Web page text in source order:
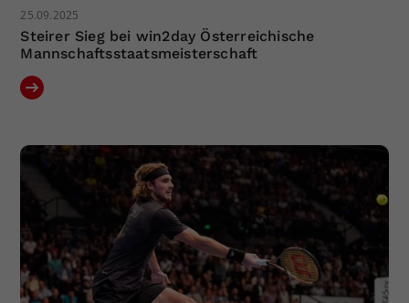
25.09.2025
Steirer Sieg bei win2day Österreichische
Mannschaftsstaatsmeisterschaft